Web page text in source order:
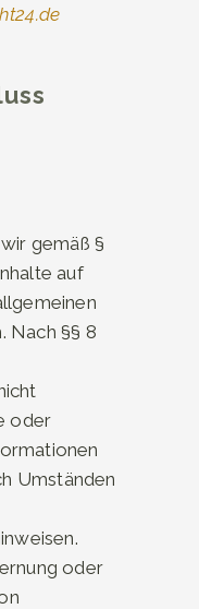
gemäß §
auf
Nach §§ 8
oder
Umständen
oder